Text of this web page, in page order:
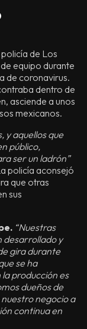
de Los
equipo durante
de coronavirus.
dentro de
asciende a unos
mexicanos.
y aquellos que
público,
ser un ladrón”
policía aconsejó
que otras
sus
“Nuestras
desarrollado y
gira durante
se ha
producción es
dueños de
negocio a
continua en